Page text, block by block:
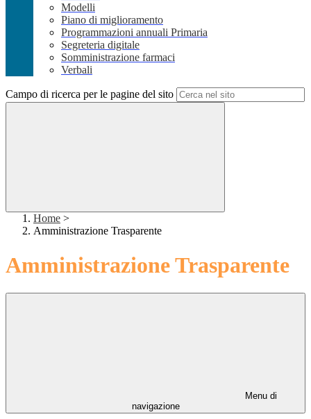
Modelli
Piano di miglioramento
Programmazioni annuali Primaria
Segreteria digitale
Somministrazione farmaci
Verbali
Campo di ricerca per le pagine del sito
Home >
Amministrazione Trasparente
Amministrazione Trasparente
Menu di
navigazione